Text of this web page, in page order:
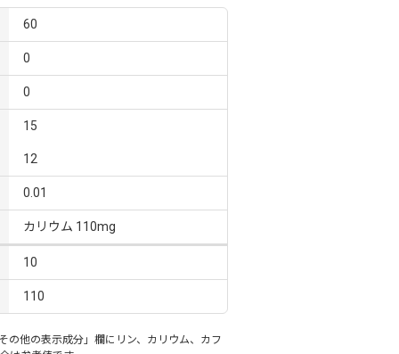
60
0
0
15
12
0.01
カリウム 110mg
10
110
の他の表示成分」欄にリン、カリウム、カフ